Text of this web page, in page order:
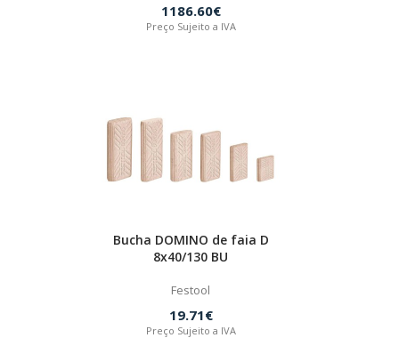
1186.60€
Preço Sujeito a IVA
Bucha DOMINO de faia D
8x40/130 BU
Festool
19.71€
Preço Sujeito a IVA